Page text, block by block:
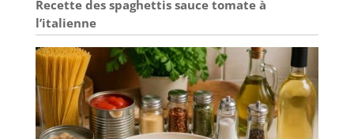
Recette des spaghettis sauce tomate à
l’italienne